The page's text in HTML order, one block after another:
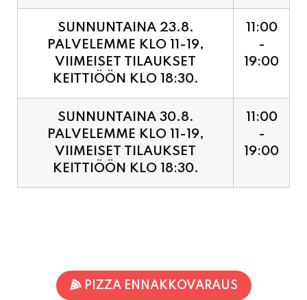
SUNNUNTAINA 23.8.
PALVELEMME KLO 11-19,
VIIMEISET TILAUKSET
KEITTIÖÖN KLO 18:30.
11:00
-
19:00
SUNNUNTAINA 30.8.
PALVELEMME KLO 11-19,
VIIMEISET TILAUKSET
KEITTIÖÖN KLO 18:30.
11:00
-
19:00
PIZZA ENNAKKOVARAUS